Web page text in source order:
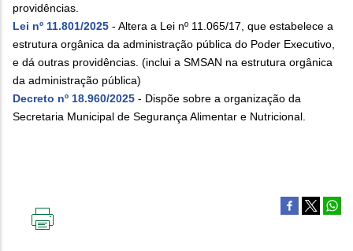
providências.
Lei nº 11.801/2025 - Altera a Lei nº 11.065/17, que estabelece a
estrutura orgânica da administração pública do Poder Executivo,
e dá outras providências. (inclui a SMSAN na estrutura orgânica
da administração pública)
Decreto nº 18.960/2025 - Dispõe sobre a organização da
Secretaria Municipal de Segurança Alimentar e Nutricional.